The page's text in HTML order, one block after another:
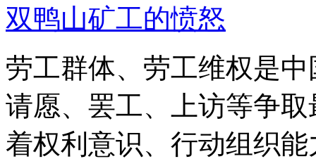
双鸭山矿工的愤怒
劳工群体、劳工维权是
请愿、罢工、上访等争
着权利意识、行动组织